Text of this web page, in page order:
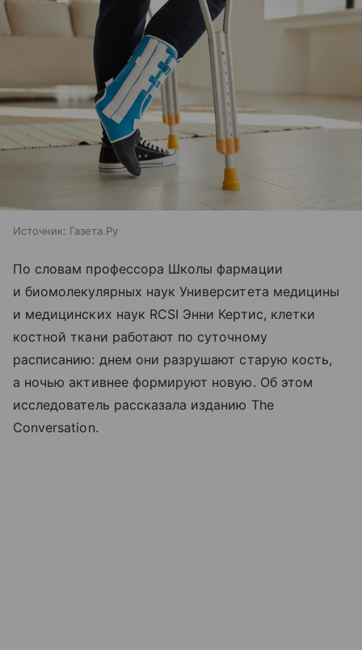
Источник: Газета.Ру
По словам профессора Школы фармации
и биомолекулярных наук Университета медицины
и медицинских наук RCSI Энни Кертис, клетки
костной ткани работают по суточному
расписанию: днем они разрушают старую кость,
а ночью активнее формируют новую. Об этом
исследователь рассказала изданию The
Conversation.